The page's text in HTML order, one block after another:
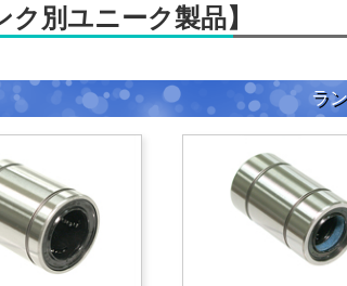
ク別ユニーク製品】
ラ